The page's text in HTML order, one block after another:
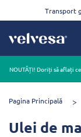
Transport
NOUTĂȚI! Doriți să aflați
Pagina Principală
Ulei de